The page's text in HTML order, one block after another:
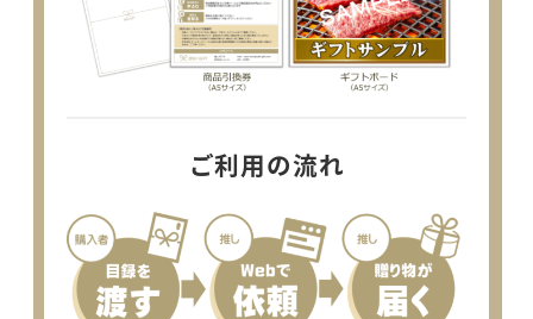
ご利用の流れ